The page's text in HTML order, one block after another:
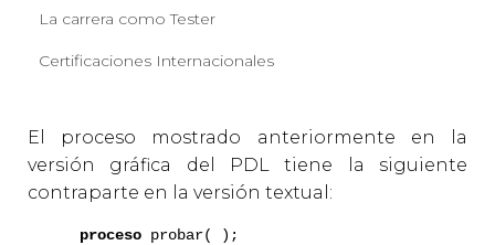
La carrera como Tester
Certificaciones Internacionales
El proceso mostrado anteriormente en la
versión gráfica del PDL tiene la siguiente
contraparte en la versión textual:
proceso probar( );